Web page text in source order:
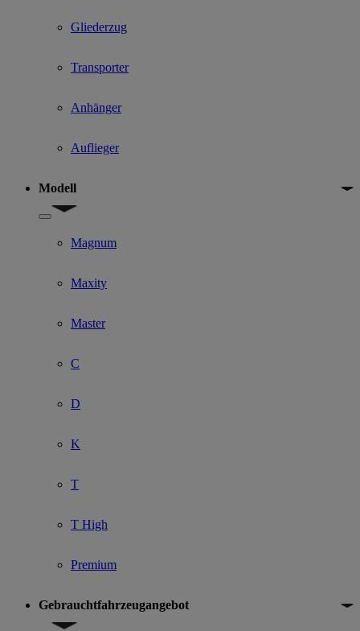
Gliederzug
Transporter
Anhänger
Auflieger
Modell
Show submenu for Modell
Magnum
Maxity
Master
C
D
K
T
T High
Premium
Gebrauchtfahrzeugangebot